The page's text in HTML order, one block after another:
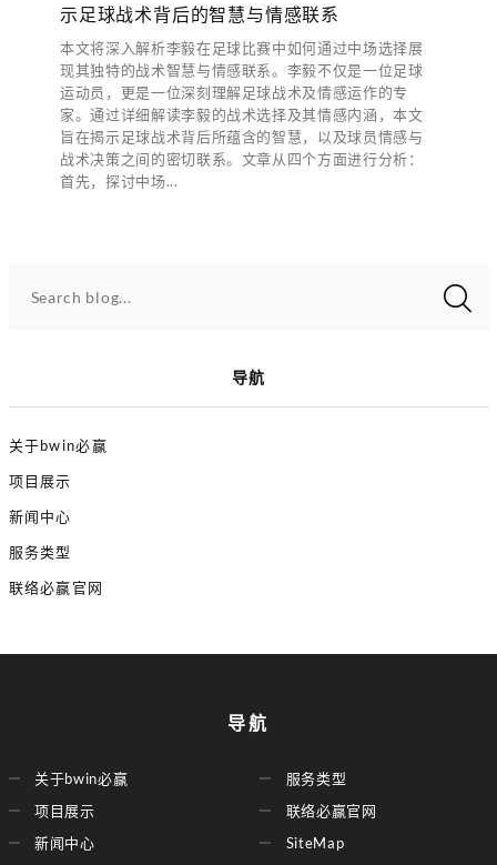
示足球战术背后的智慧与情感联系
本文将深入解析李毅在足球比赛中如何通过中场选择展
现其独特的战术智慧与情感联系。李毅不仅是一位足球
运动员，更是一位深刻理解足球战术及情感运作的专
家。通过详细解读李毅的战术选择及其情感内涵，本文
旨在揭示足球战术背后所蕴含的智慧，以及球员情感与
战术决策之间的密切联系。文章从四个方面进行分析：
首先，探讨中场...
Search blog...
导航
关于bwin必赢
项目展示
新闻中心
服务类型
联络必赢官网
导航
关于bwin必赢
项目展示
新闻中心
服务类型
联络必赢官网
SiteMap